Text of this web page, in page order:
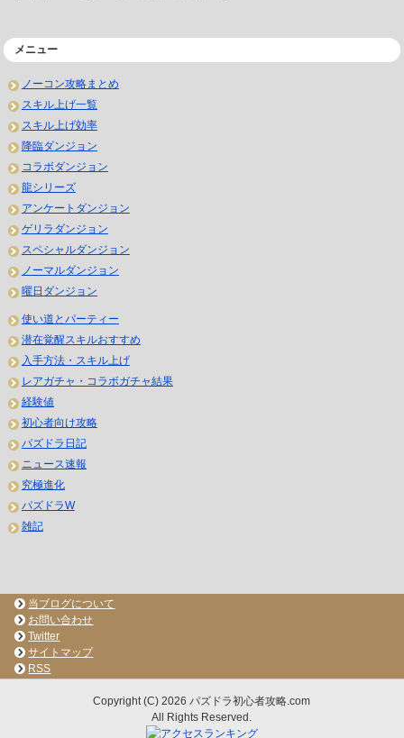
メニュー
ノーコン攻略まとめ
スキル上げ一覧
スキル上げ効率
降臨ダンジョン
コラボダンジョン
龍シリーズ
アンケートダンジョン
ゲリラダンジョン
スペシャルダンジョン
ノーマルダンジョン
曜日ダンジョン
使い道とパーティー
潜在覚醒スキルおすすめ
入手方法・スキル上げ
レアガチャ・コラボガチャ結果
経験値
初心者向け攻略
パズドラ日記
ニュース速報
究極進化
パズドラW
雑記
当ブログについて
お問い合わせ
Twitter
サイトマップ
RSS
Copyright (C) 2026 パズドラ初心者攻略.com
All Rights Reserved.